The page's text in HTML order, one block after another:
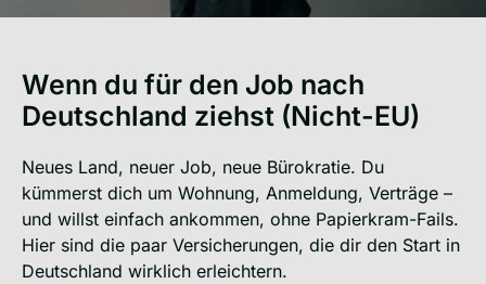
Wenn du für den Job nach
Deutschland ziehst (Nicht-EU)
Neues Land, neuer Job, neue Bürokratie. Du
kümmerst dich um Wohnung, Anmeldung, Verträge –
und willst einfach ankommen, ohne Papierkram-Fails.
Hier sind die paar Versicherungen, die dir den Start in
Deutschland wirklich erleichtern.